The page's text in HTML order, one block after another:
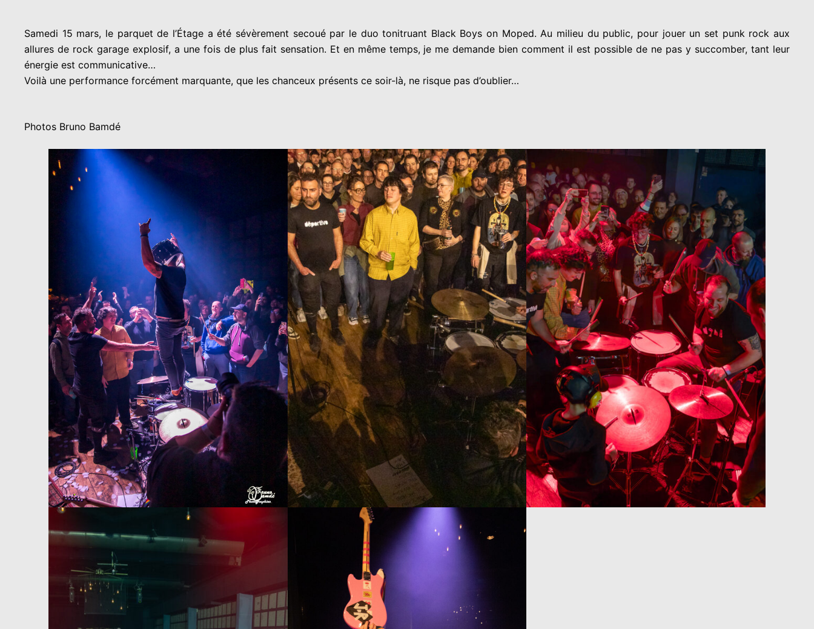
Samedi 15 mars, le parquet de l’Étage a été sévèrement secoué par le duo tonitruant Black Boys on Moped. Au milieu du public, pour jouer un set punk rock aux
allures de rock garage explosif, a une fois de plus fait sensation. Et en même temps, je me demande bien comment il est possible de ne pas y succomber, tant leur
énergie est communicative…
Voilà une performance forcément marquante, que les chanceux présents ce soir-là, ne risque pas d’oublier…
Photos Bruno Bamdé